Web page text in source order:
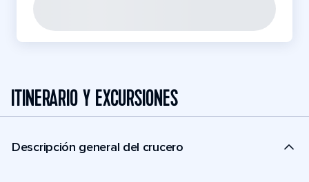
ITINERARIO Y EXCURSIONES
Descripción general del crucero